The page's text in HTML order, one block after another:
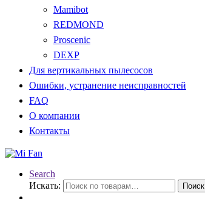
Mamibot
REDMOND
Proscenic
DEXP
Для вертикальных пылесосов
Ошибки, устранение неисправностей
FAQ
О компании
Контакты
Search
Искать:
Поиск